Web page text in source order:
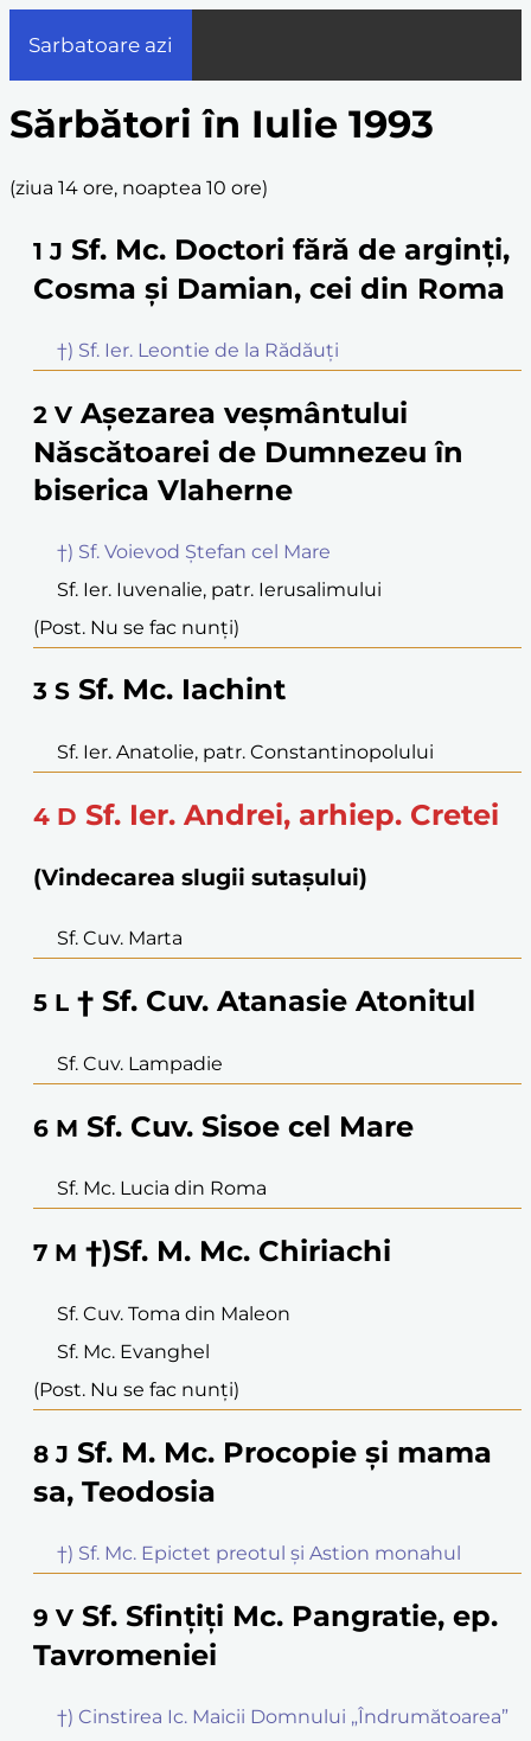
Sarbatoare azi
Sărbători în Iulie 1993
(ziua 14 ore, noaptea 10 ore)
1 J Sf. Mc. Doctori fără de arginți,
Cosma și Damian, cei din Roma
†) Sf. Ier. Leontie de la Rădăuți
2 V Așezarea veșmântului
Născătoarei de Dumnezeu în
biserica Vlaherne
†) Sf. Voievod Ștefan cel Mare
Sf. Ier. Iuvenalie, patr. Ierusalimului
(Post. Nu se fac nunți)
3 S Sf. Mc. Iachint
Sf. Ier. Anatolie, patr. Constantinopolului
4 D Sf. Ier. Andrei, arhiep. Cretei
(Vindecarea slugii sutașului)
Sf. Cuv. Marta
5 L † Sf. Cuv. Atanasie Atonitul
Sf. Cuv. Lampadie
6 M Sf. Cuv. Sisoe cel Mare
Sf. Mc. Lucia din Roma
7 M †)Sf. M. Mc. Chiriachi
Sf. Cuv. Toma din Maleon
Sf. Mc. Evanghel
(Post. Nu se fac nunți)
8 J Sf. M. Mc. Procopie și mama
sa, Teodosia
†) Sf. Mc. Epictet preotul și Astion monahul
9 V Sf. Sfințiți Mc. Pangratie, ep.
Tavromeniei
†) Cinstirea Ic. Maicii Domnului „Îndrumătoarea”